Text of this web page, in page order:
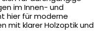
im Innen- und
hier für moderne
mit klarer Holzoptik und